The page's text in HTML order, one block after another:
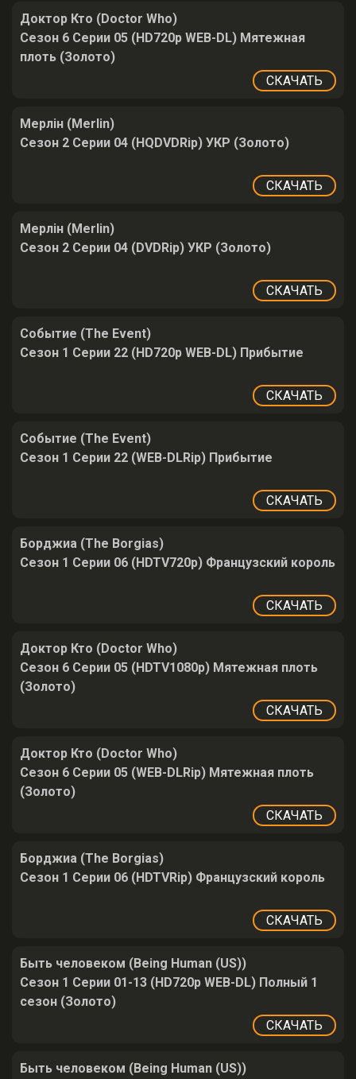
Доктор Кто (Doctor Who)
Сезон 6 Серии 05 (HD720p WEB-DL) Мятежная
плоть (Золото)
СКАЧАТЬ
Мерлін (Merlin)
Сезон 2 Серии 04 (HQDVDRip) УКР (Золото)
СКАЧАТЬ
Мерлін (Merlin)
Сезон 2 Серии 04 (DVDRip) УКР (Золото)
СКАЧАТЬ
Событие (The Event)
Сезон 1 Серии 22 (HD720p WEB-DL) Прибытие
СКАЧАТЬ
Событие (The Event)
Сезон 1 Серии 22 (WEB-DLRip) Прибытие
СКАЧАТЬ
Борджиа (The Borgias)
Сезон 1 Серии 06 (HDTV720p) Французский король
СКАЧАТЬ
Доктор Кто (Doctor Who)
Сезон 6 Серии 05 (HDTV1080p) Мятежная плоть
(Золото)
СКАЧАТЬ
Доктор Кто (Doctor Who)
Сезон 6 Серии 05 (WEB-DLRip) Мятежная плоть
(Золото)
СКАЧАТЬ
Борджиа (The Borgias)
Сезон 1 Серии 06 (HDTVRip) Французский король
СКАЧАТЬ
Быть человеком (Being Human (US))
Сезон 1 Серии 01-13 (HD720p WEB-DL) Полный 1
сезон (Золото)
СКАЧАТЬ
Быть человеком (Being Human (US))